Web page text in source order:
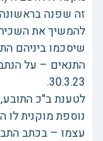
זה שפנה
להמשיך את
שיסכמו ביניהם
התנאים – על
30.3.23.
לטענת ב"כ
נוספת מוקנית לו